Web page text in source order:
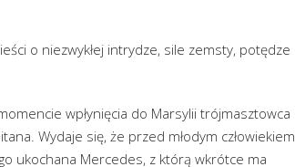
o niezwykłej intrydze, sile zemsty, potędze
wpłynięcia do Marsylii trójmasztowca
Wydaje się, że przed młodym człowiekiem
ukochana Mercedes, z którą wkrótce ma